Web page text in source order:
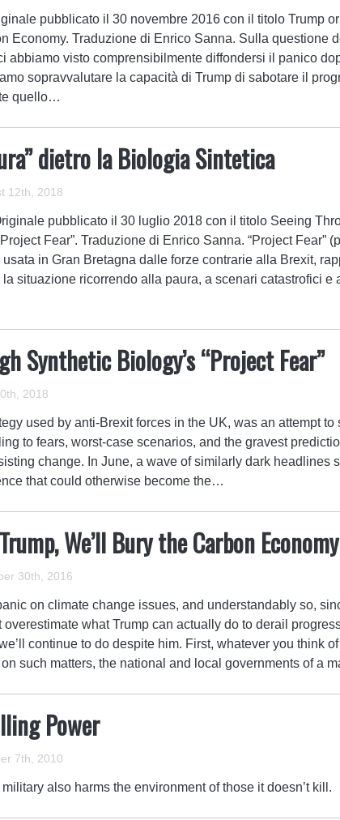
pubblicato il 30 novembre 2016 con il titolo Trump
Economy. Traduzione di Enrico Sanna. Sulla questione
abbiamo visto comprensibilmente diffondersi il panico
sopravvalutare la capacità di Trump di sabotare il
quello…
dietro la Biologia Sintetica
12th, 2018
pubblicato il 30 luglio 2018 con il titolo Seeing
Fear”. Traduzione di Enrico Sanna. “Project Fear”
in Gran Bretagna dalle forze contrarie alla Brexit,
situazione ricorrendo alla paura, a scenari catastrofici e
Synthetic Biology’s “Project Fear”
2018
used by anti-Brexit forces in the UK, was an attempt to
to fears, worst-case scenarios, and the gravest
change. In June, a wave of similarly dark headlines
that could otherwise become the…
We’ll Bury the Carbon Economy
30th, 2016
on climate change issues, and understandably so,
overestimate what Trump can actually do to derail
continue to do despite him. First, whatever you think of
such matters, the national and local governments of a
Power
7th, 2010
also harms the environment of those it doesn’t kill.